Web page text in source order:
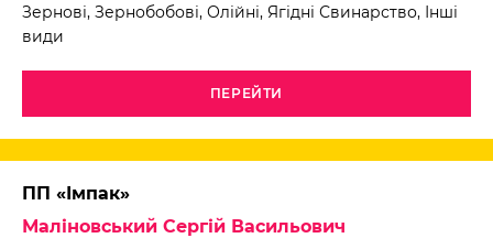
Зернові, Зернобобові, Олійні, Ягідні Свинарство, Інші
види
ПЕРЕЙТИ
ПП «Імпак»
Маліновський Сергій Васильович